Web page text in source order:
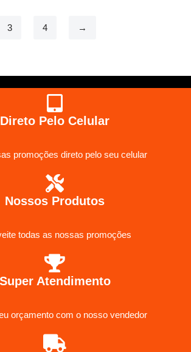
3 4 →
Direto Pelo Celular
promoções direto pelo seu celular
Nossos Produtos
todas as nossas promoções
Super Atendimento
orçamento com o nosso vendedor